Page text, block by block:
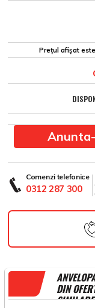
Prețul afișat
Comenzi telefonice
0312 287 300
DIN